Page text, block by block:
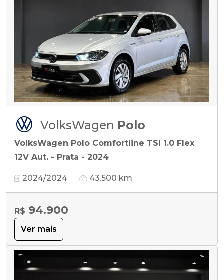
VolksWagen Polo
VolksWagen Polo Comfortline TSI 1.0 Flex
12V Aut. - Prata - 2024
2024/2024 43.500 km
R$ 94.900
Ver mais